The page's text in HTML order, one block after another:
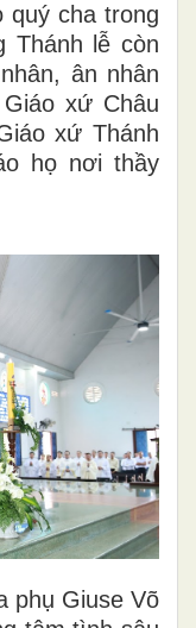
quý cha trong
Thánh lễ còn
ân nhân
xứ Châu
xứ Thánh
họ nơi thầy
phụ Giuse Võ